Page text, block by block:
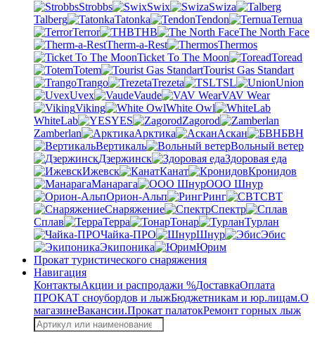
Strobbs Swix
Swiza
Talberg
Tatonka Tendon
Ternua
Terror
THB
The North Face
Therm-a-Rest
Thermos
Ticket To The Moon
Toread
Totem
Tourist Gas Standart
Trango
Trezeta TSL
Union
Uvex
Vaude
VAV Wear
Viking
White Owl
WhiteLab
YES
Zagorod
Zamberlan
Арктика Аскан
БВН
Вертикаль
Вольный ветер
Дзержинск
Здоровая еда
Ижевск
Канат
Кронидов
Манарага
ООО Шнур
Орион-Альп
Ринг
СВТ
Снаряжение
Спектр
Сплав
Терра Тонар
Турлан
Чайка-ПРО
Шнур
Эбис
Экипоника
Юрим
Прокат туристического снаряжения
Навигация
КонтактыАкции и распродажи %ДоставкаОплата
ПРОКАТ сноубордов и лыжБюджетникам и юр.лицам.О
магазинеВакансии.Прокат палатокРемонт горных лыж